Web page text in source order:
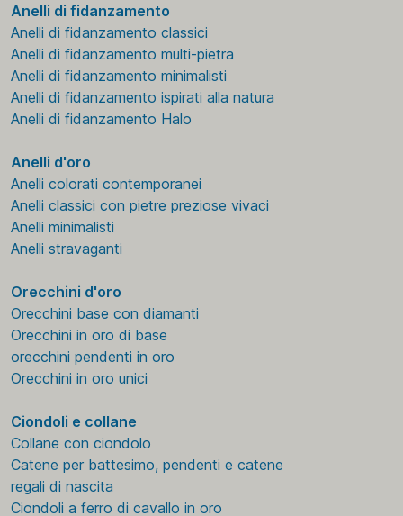
Anelli di fidanzamento
Anelli di fidanzamento classici
Anelli di fidanzamento multi-pietra
Anelli di fidanzamento minimalisti
Anelli di fidanzamento ispirati alla natura
Anelli di fidanzamento Halo
Anelli d'oro
Anelli colorati contemporanei
Anelli classici con pietre preziose vivaci
Anelli minimalisti
Anelli stravaganti
Orecchini d'oro
Orecchini base con diamanti
Orecchini in oro di base
orecchini pendenti in oro
Orecchini in oro unici
Ciondoli e collane
Collane con ciondolo
Catene per battesimo, pendenti e catene
regali di nascita
Ciondoli a ferro di cavallo in oro